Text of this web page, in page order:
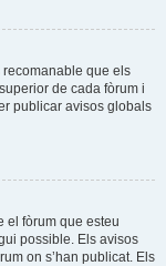
que els
de cada fòrum i
publicar avisos globals
el fòrum que esteu
possible. Els avisos
on s’han publicat. Els